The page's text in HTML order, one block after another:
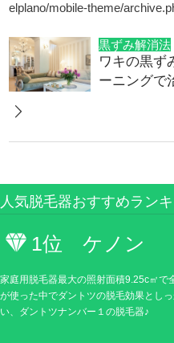
elplano/mobile-theme/
黒ずみ解消法
ワキの黒ず
ーニングで
人気脱毛器おすすめラン
1位 ケノン
家庭用脱毛器最大の照射面積9.25c㎡で
が使った中でダントツの脱毛効果とし
い、ダントツナンバー１の脱毛器♪